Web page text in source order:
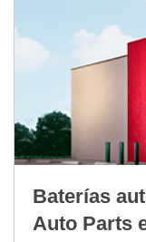
Baterías
Auto Parts